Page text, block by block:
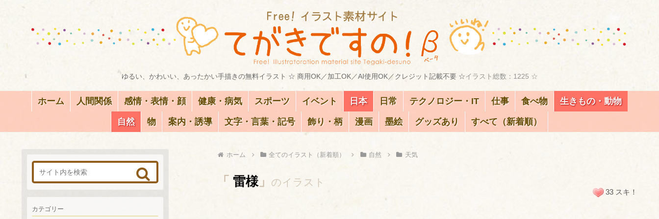
ゆるい、かわいい、あったかい手描きの無料イラスト ☆ 商用OK／加工OK／AI使用OK／クレジット記載不要 ☆イラスト総数：1225 ☆
ホーム 人間関係 感情・表情・顔 健康・病気 スポーツ イベント 日本 日常 テクノロジー・IT 仕事 食べ物 生きもの・動物
自然 物 案内・誘導 文字・言葉・記号 飾り・柄 漫画 墨絵 グッズあり すべて（新着順）
ホーム 全てのイラスト（新着順） 自然 天気
「 雷様」 のイラスト
33 スキ！
カテゴリー